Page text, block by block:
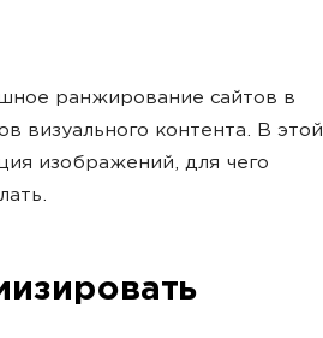
ранжирование сайтов в
визуального контента. В этой
изображений, для чего